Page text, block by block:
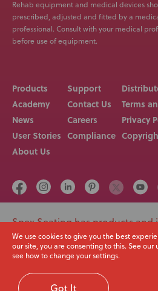
Spex Seating has products
to USA. Would you like to
or continue with the current
Switch region
We use cookies to give you the best
our site, you are consenting to this. See
see how to change your settings.
Got It
Rehab equipment and medical devices
prescribed, adjusted and fitted by a
professional. Consult with your medical
before use of equipment.
Products
Academy
News
User Stories
About Us
Support
Contact Us
Careers
Compliance
Terms
Privacy
Call us on
+64 3 307 9790
Email
solutions@spexseating.com
Web Design Melbourne